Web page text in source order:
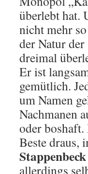
überlebt hat.
nicht mehr
der Natur der
dreimal
Er ist
gemütlich.
um Namen
Nachmanen
oder
Beste draus,
Stappenbeck
allerdings